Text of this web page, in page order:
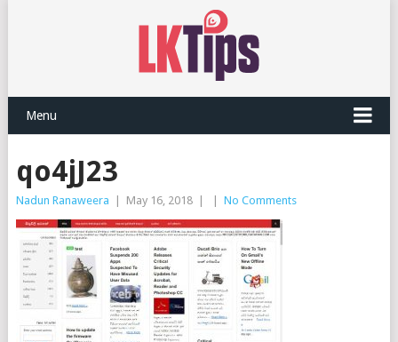
Menu
qo4jJ23
Nadun Ranaweera May 16, 2018 No Comments